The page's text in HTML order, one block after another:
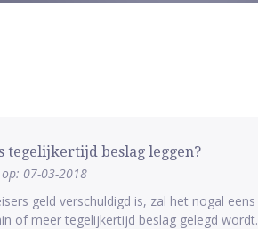
tegelijkertijd beslag leggen?
07-03-2018
geld verschuldigd is, zal het nogal eens
of meer tegelijkertijd beslag gelegd wordt.